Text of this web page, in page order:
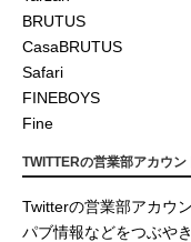
BRUTUS
CasaBRUTUS
Safari
FINEBOYS
Fine
TWITTERの営業部アカウン
Twitterの営業部アカウ
パブ情報などをつぶやき